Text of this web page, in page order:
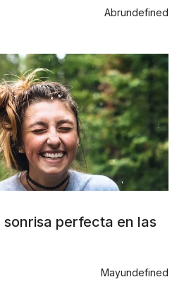
Abrundefined
perfecta en las
Mayundefined